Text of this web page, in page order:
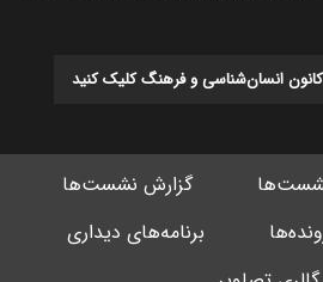
انسان‌شناسی و فرهنگ کلیک کنید
گزارش نشست‌ها
برنامه‌های دیداری